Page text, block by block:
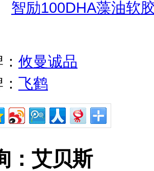
智励100DHA藻油软
攸曼诚品
飞鹤
：艾贝斯